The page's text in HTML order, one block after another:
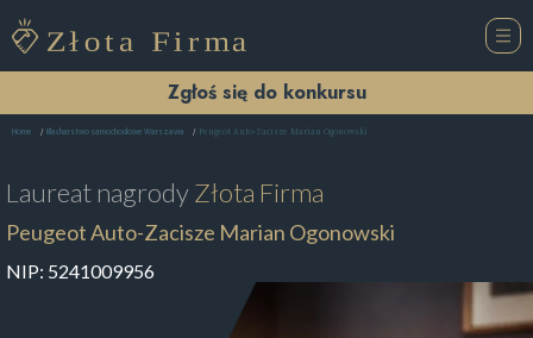
Zgłoś się do konkursu
Home Blacharstwo samochodowe Warszawa Peugeot Auto-Zacisze Marian Ogonowski
Laureat nagrodyZłota Firma
Peugeot Auto-Zacisze Marian Ogonowski
NIP: 5241009956